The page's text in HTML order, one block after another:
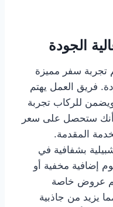
الجودة
تجربة سفر مميزة
فريق العمل يهتم
للركاب تجربة
أنك ستحصل على سعر
المقدمة.
بشفافية في
إضافية مخفية أو
عروض خاصة
يزيد من جاذبية